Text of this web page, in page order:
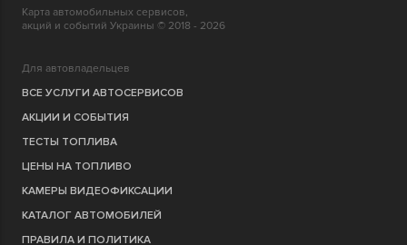
Карта автомобильных сервисов,
акций и событий Украины © 2018 - 2026
Для автовладельцев
ВСЕ УСЛУГИ АВТОСЕРВИСОВ
АКЦИИ И СОБЫТИЯ
ТЕСТЫ ТОПЛИВА
ЦЕНЫ НА ТОПЛИВО
КАМЕРЫ ВИДЕОФИКСАЦИИ
КАТАЛОГ АВТОМОБИЛЕЙ
ПРАВИЛА И ПОЛИТИКА